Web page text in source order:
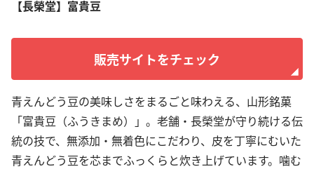
【長榮堂】富貴豆
販売サイトをチェック
青えんどう豆の美味しさをまるごと味わえる、山形銘菓
「富貴豆（ふうきまめ）」。老舗・長榮堂が守り続ける伝
統の技で、無添加・無着色にこだわり、皮を丁寧にむいた
青えんどう豆を芯までふっくらと炊き上げています。噛む